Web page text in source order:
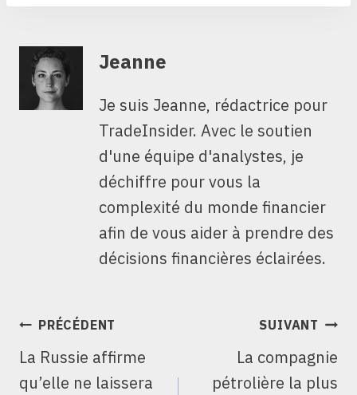
Jeanne
Je suis Jeanne, rédactrice pour
TradeInsider. Avec le soutien
d'une équipe d'analystes, je
déchiffre pour vous la
complexité du monde financier
afin de vous aider à prendre des
décisions financières éclairées.
NAVIGATION
L’ARTICLE
PRÉCÉDENT
La Russie affirme
qu’elle ne laissera
SUIVANT
La compagnie
pétrolière la plus